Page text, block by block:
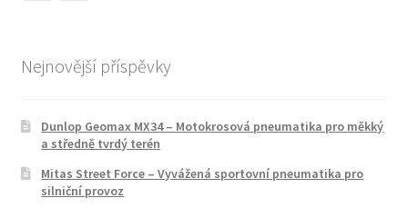
Nejnovější příspěvky
Dunlop Geomax MX34 – Motokrosová pneumatika pro měkký
a středně tvrdý terén
Mitas Street Force – Vyvážená sportovní pneumatika pro
silniční provoz